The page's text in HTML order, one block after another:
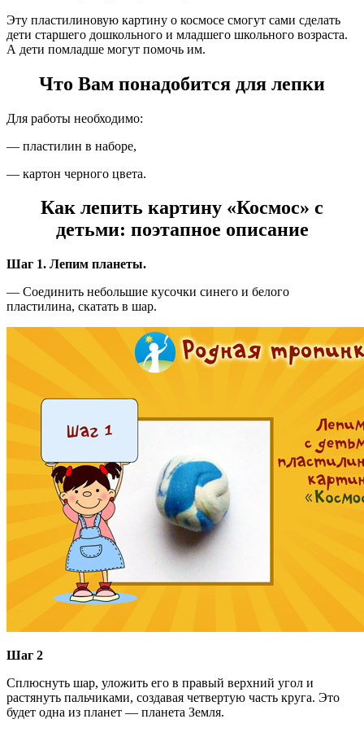
Эту пластилиновую картину о космосе смогут сами сделать
дети старшего дошкольного и младшего школьного возраста.
А дети помладше могут помочь им.
Что Вам понадобится для лепки
Для работы необходимо:
— пластилин в наборе,
— картон черного цвета.
Как лепить картину «Космос» с
детьми: поэтапное описание
Шаг 1. Лепим планеты.
— Соединить небольшие кусочки синего и белого
пластилина, скатать в шар.
Шаг 2
Сплюснуть шар, уложить его в правый верхний угол и
растянуть пальчиками, создавая четвертую часть круга. Это
будет одна из планет — планета Земля.